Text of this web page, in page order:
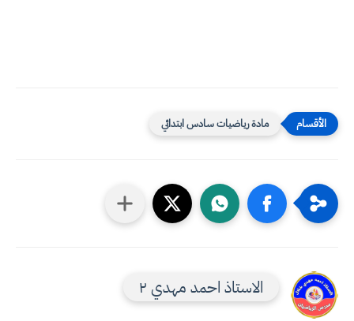
مادة رياضيات سادس ابتدائي
الاستاذ احمد مهدي ٢